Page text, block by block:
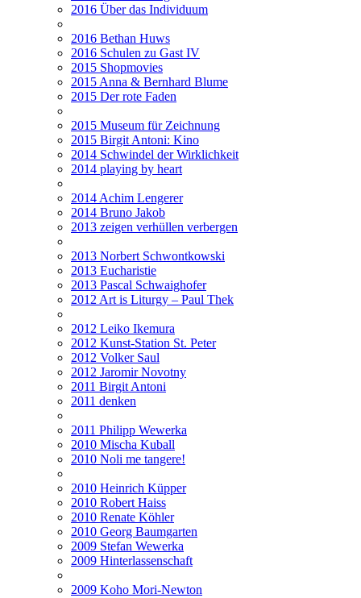
2016 Über das Individuum
2016 Bethan Huws
2016 Schulen zu Gast IV
2015 Shopmovies
2015 Anna & Bernhard Blume
2015 Der rote Faden
2015 Museum für Zeichnung
2015 Birgit Antoni: Kino
2014 Schwindel der Wirklichkeit
2014 playing by heart
2014 Achim Lengerer
2014 Bruno Jakob
2013 zeigen verhüllen verbergen
2013 Norbert Schwontkowski
2013 Eucharistie
2013 Pascal Schwaighofer
2012 Art is Liturgy – Paul Thek
2012 Leiko Ikemura
2012 Kunst-Station St. Peter
2012 Volker Saul
2012 Jaromir Novotny
2011 Birgit Antoni
2011 denken
2011 Philipp Wewerka
2010 Mischa Kuball
2010 Noli me tangere!
2010 Heinrich Küpper
2010 Robert Haiss
2010 Renate Köhler
2010 Georg Baumgarten
2009 Stefan Wewerka
2009 Hinterlassenschaft
2009 Koho Mori-Newton